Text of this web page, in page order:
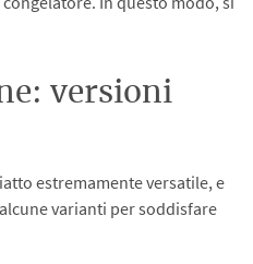
versioni
estremamente versatile, e
varianti per soddisfare